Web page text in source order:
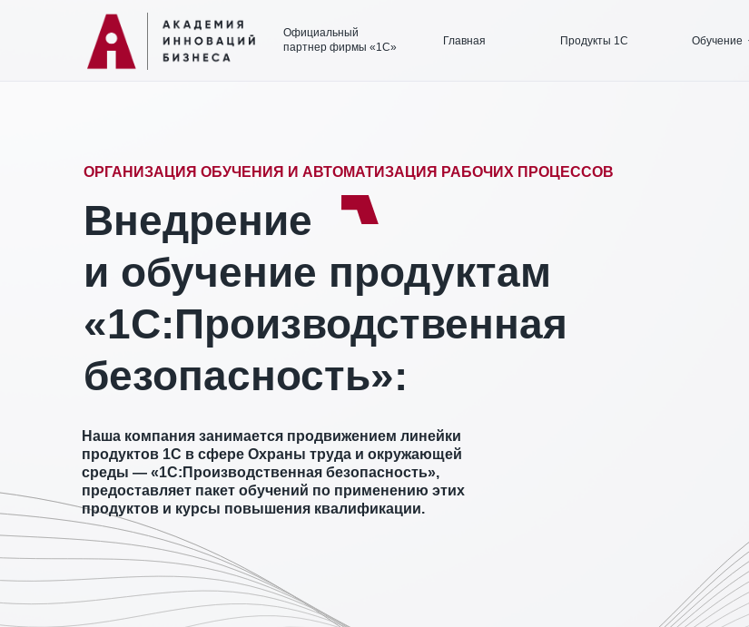
Главная Продукты 1С Обучение
Официальный
партнер фирмы «1С»
Внедрение
и обучение продуктам
«1С:Производственная
безопасность»:
ОРГАНИЗАЦИЯ ОБУЧЕНИЯ И АВТОМАТИЗАЦИЯ РАБОЧИХ ПРОЦЕССОВ
Наша компания занимается продвижением линейки
продуктов 1С в сфере Охраны труда и окружающей
среды — «1С:Производственная безопасность»,
предоставляет пакет обучений по применению этих
продуктов и курсы повышения квалификации.